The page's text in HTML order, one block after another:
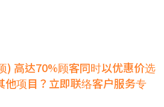
) 高达70%顾客同时以优惠价选
他项目？立即联络客户服务专